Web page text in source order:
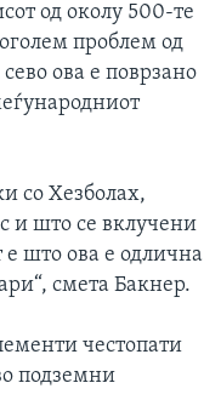
од околу 500-те
проблем од
ова е поврзано
со Хезболах,
и што се вклучени
што ова е одлична
смета Бакнер.
честопати
подземни